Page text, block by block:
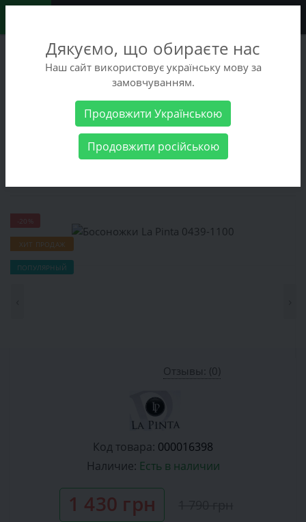
+38 (068) 486-90-09
+38 (093) 486-90-09
Женские товары Женская обувь
Летние
Босоножки La Pinta 0439-1100
-20%
ХИТ ПРОДАЖ
ПОПУЛЯРНЫЙ
Отзывы: (0)
Код товара: 000016398
Наличие: Есть в наличии
1 430 грн
Дякуємо, що обираєте нас
Наш сайт використовує українську мову за
замовчуванням.
Продовжити Українською
Продовжити російською